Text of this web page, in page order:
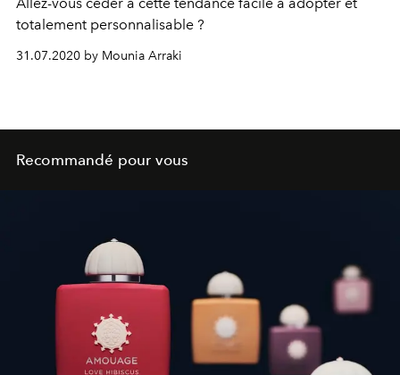
totalement personnalisable ?
31.07.2020 by Mounia Arraki
Recommandé pour vous